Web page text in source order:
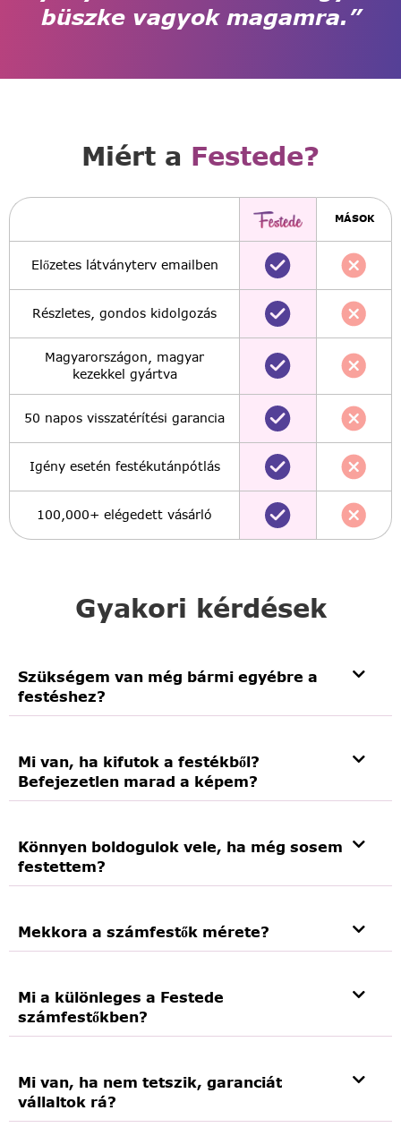
büszke vagyok magamra.”
Gyakori kérdések
Szükségem van még bármi egyébre a
festéshez?
Mi van, ha kifutok a festékből?
Befejezetlen marad a képem?
Könnyen boldogulok vele, ha még sosem
festettem?
Mekkora a számfestők mérete?
Mi a különleges a Festede
számfestőkben?
Mi van, ha nem tetszik, garanciát
vállaltok rá?
Miért a Festede?
MÁSOK
Előzetes látványterv emailben
Részletes, gondos kidolgozás
Magyarországon, magyar
kezekkel gyártva
50 napos visszatérítési garancia
Igény esetén festékutánpótlás
100,000+ elégedett vásárló